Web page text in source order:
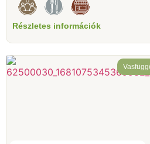
Részletes információk